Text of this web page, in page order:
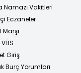
Namazı Vakitleri
Eczaneler
Giriş
Burç Yorumları